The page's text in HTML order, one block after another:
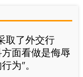
取了外交行
面看做是侮辱
为”。